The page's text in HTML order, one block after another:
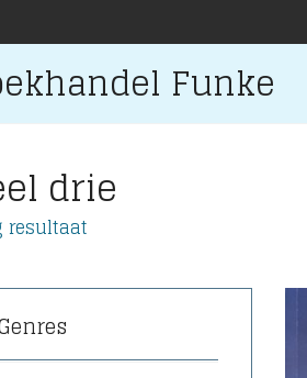
Funke
drie
resultaat